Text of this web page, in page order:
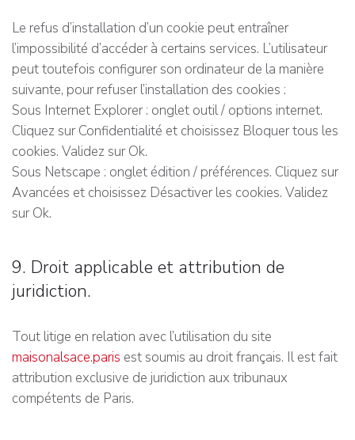
Le refus d’installation d’un cookie peut entraîner
l’impossibilité d’accéder à certains services. L’utilisateur
peut toutefois configurer son ordinateur de la manière
suivante, pour refuser l’installation des cookies :
Sous Internet Explorer : onglet outil / options internet.
Cliquez sur Confidentialité et choisissez Bloquer tous les
cookies. Validez sur Ok.
Sous Netscape : onglet édition / préférences. Cliquez sur
Avancées et choisissez Désactiver les cookies. Validez
sur Ok.
9. Droit applicable et attribution de
juridiction.
Tout litige en relation avec l’utilisation du site
maisonalsace.paris est soumis au droit français. Il est fait
attribution exclusive de juridiction aux tribunaux
compétents de Paris.